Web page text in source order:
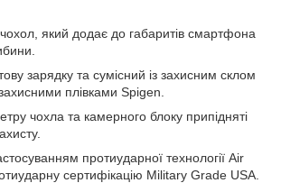
який додає до габаритів смартфона
зарядку та сумісний із захисним склом
плівками Spigen.
чохла та камерного блоку припідняті
протиударної технології Air
сертифікацію Military Grade USA.